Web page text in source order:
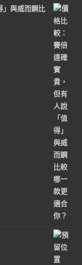
」與威而鋼比